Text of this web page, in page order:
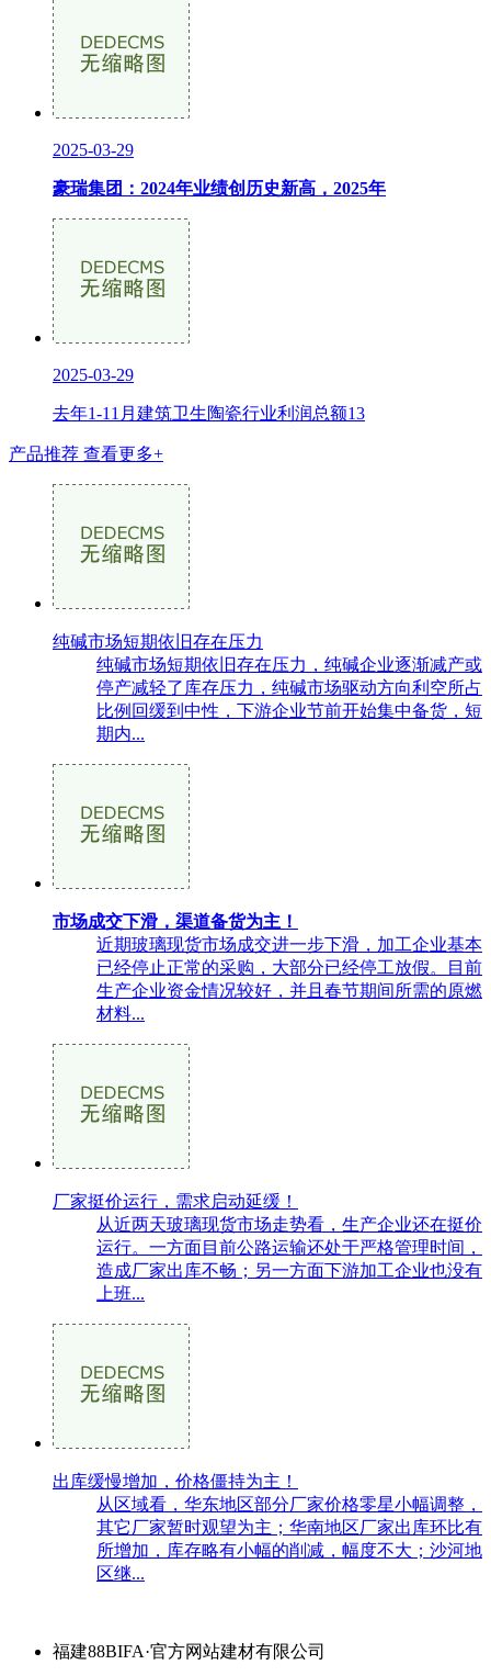
2025-03-29
豪瑞集团：2024年业绩创历史新高，2025年
2025-03-29
去年1-11月建筑卫生陶瓷行业利润总额13
产品推荐 查看更多+
纯碱市场短期依旧存在压力
纯碱市场短期依旧存在压力，纯碱企业逐渐减产或
停产减轻了库存压力，纯碱市场驱动方向利空所占
比例回缓到中性，下游企业节前开始集中备货，短
期内...
市场成交下滑，渠道备货为主！
近期玻璃现货市场成交进一步下滑，加工企业基本
已经停止正常的采购，大部分已经停工放假。目前
生产企业资金情况较好，并且春节期间所需的原燃
材料...
厂家挺价运行，需求启动延缓！
从近两天玻璃现货市场走势看，生产企业还在挺价
运行。一方面目前公路运输还处于严格管理时间，
造成厂家出库不畅；另一方面下游加工企业也没有
上班...
出库缓慢增加，价格僵持为主！
从区域看，华东地区部分厂家价格零星小幅调整，
其它厂家暂时观望为主；华南地区厂家出库环比有
所增加，库存略有小幅的削减，幅度不大；沙河地
区继...
福建88BIFA·官方网站建材有限公司